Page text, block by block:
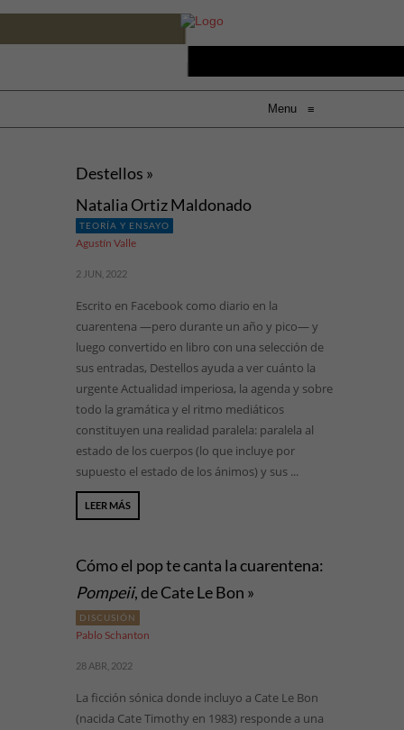
Menu ≡
Destellos »
Natalia Ortiz Maldonado
TEORÍA Y ENSAYO
Agustín Valle
2 JUN, 2022
Escrito en Facebook como diario en la
cuarentena —pero durante un año y pico— y
luego convertido en libro con una selección de
sus entradas, Destellos ayuda a ver cuánto la
urgente Actualidad imperiosa, la agenda y sobre
todo la gramática y el ritmo mediáticos
constituyen una realidad paralela: paralela al
estado de los cuerpos (lo que incluye por
supuesto el estado de los ánimos) y sus ...
LEER MÁS
Cómo el pop te canta la cuarentena:
Pompeii, de Cate Le Bon »
DISCUSIÓN
Pablo Schanton
28 ABR, 2022
La ficción sónica donde incluyo a Cate Le Bon
(nacida Cate Timothy en 1983) responde a una